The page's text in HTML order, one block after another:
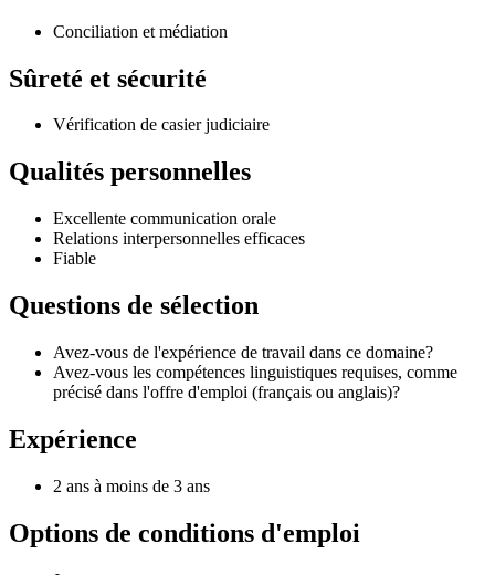
Conciliation et médiation
Sûreté et sécurité
Vérification de casier judiciaire
Qualités personnelles
Excellente communication orale
Relations interpersonnelles efficaces
Fiable
Questions de sélection
Avez-vous de l'expérience de travail dans ce domaine?
Avez-vous les compétences linguistiques requises, comme
précisé dans l'offre d'emploi (français ou anglais)?
Expérience
2 ans à moins de 3 ans
Options de conditions d'emploi